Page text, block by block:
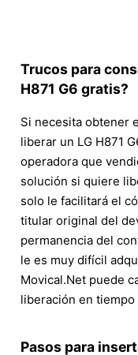
Trucos para
H871 G6 gratis?
Si necesita obtener
liberar un LG H871
operadora que
solución si quiere
solo le facilitará el
titular original del
permanencia del
le es muy difícil
Movical.Net puede
liberación en tiempo
Pasos para